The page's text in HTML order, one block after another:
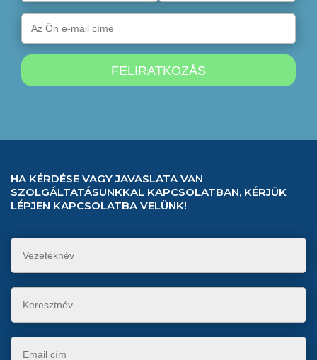
HA KÉRDÉSE VAGY JAVASLATA VAN
SZOLGÁLTATÁSUNKKAL KAPCSOLATBAN, KÉRJÜK
LÉPJEN KAPCSOLATBA VELÜNK!